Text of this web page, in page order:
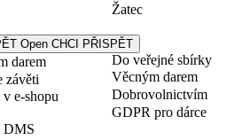
Žatec
Open CHCI PŘISPĚT
darem
závěti
e-shopu
DMS
Do veřejné sbírky
Věcným darem
Dobrovolnictvím
GDPR pro dárce